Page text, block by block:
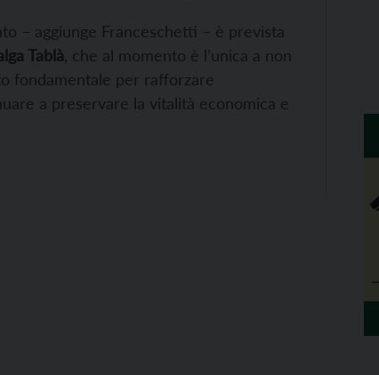
– aggiunge Franceschetti – è prevista
Tablà , che al momento è l’unica a non
fondamentale per rafforzare
a preservare la vitalità economica e